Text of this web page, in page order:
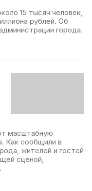
15 тысяч человек,
рублей. Об
города.
масштабную
Как сообщили в
жителей и гостей
сценой,